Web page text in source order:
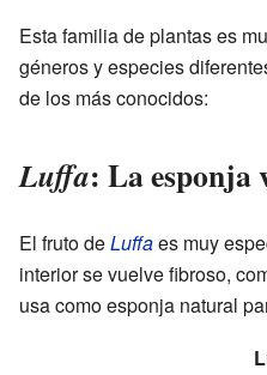
Esta familia de plantas es
géneros y especies
de los más conocidos:
Luffa: La esponja
El fruto deLuffaes muy
interior se vuelve fibroso,
usa como esponja natural